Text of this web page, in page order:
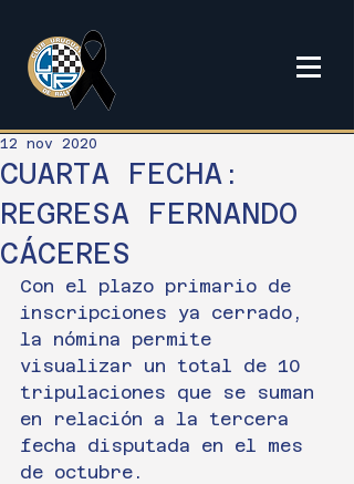
CUARTA FECHA:
REGRESA FERNANDO
CÁCERES
12 nov 2020
Con el plazo primario de
inscripciones ya cerrado,
la nómina permite
visualizar un total de 10
tripulaciones que se suman
en relación a la tercera
fecha disputada en el mes
de octubre.